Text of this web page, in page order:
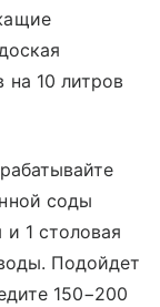
10 литров
соды
1 столовая
Подойдет
150−200